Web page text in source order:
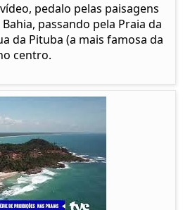
pedalo pelas paisagens
passando pela Praia da
da Pituba (a mais famosa da
centro.